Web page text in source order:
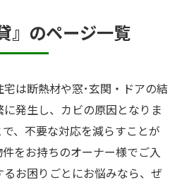
』のページ一覧
は断熱材や窓･玄関・ドアの結
発生し、カビの原因となりま
、不要な対応を減らすことが
をお持ちのオーナー様でご入
お困りごとにお悩みなら、ぜ